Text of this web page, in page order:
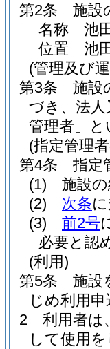
第2条
施設
名称 池
位置 池
(管理及び
第3条
施設
づき、法
管理者」と
(指定管理
第4条
指定
(1)
施設
(2)
次条
(3)
前2号
必要と認
(利用)
第5条
施設
じめ利用
2
利用者は
して使用